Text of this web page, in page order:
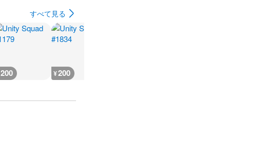
すべて見る
200 ¥200